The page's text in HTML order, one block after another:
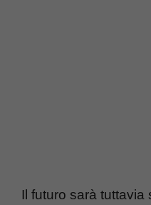
Il futuro sarà tuttavia